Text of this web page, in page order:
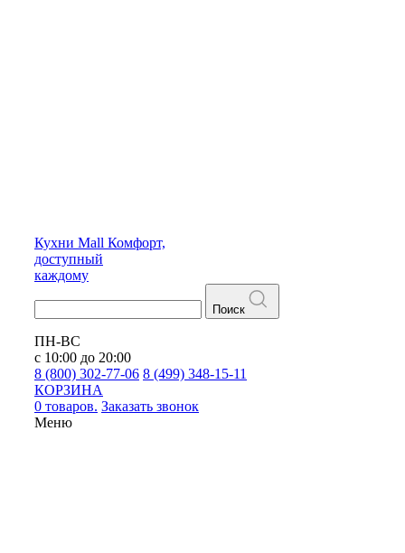
Кухни Mall Комфорт,
доступный
каждому
Поиск
ПН-ВС
с 10:00 до 20:00
8 (800) 302-77-06 8 (499) 348-15-11
КОРЗИНА
0 товаров. Заказать звонок
Меню